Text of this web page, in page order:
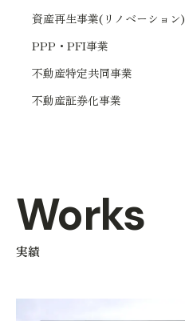
資産再生事業(リノベーション)
PPP・PFI事業
不動産特定共同事業
不動産証券化事業
実績
Works